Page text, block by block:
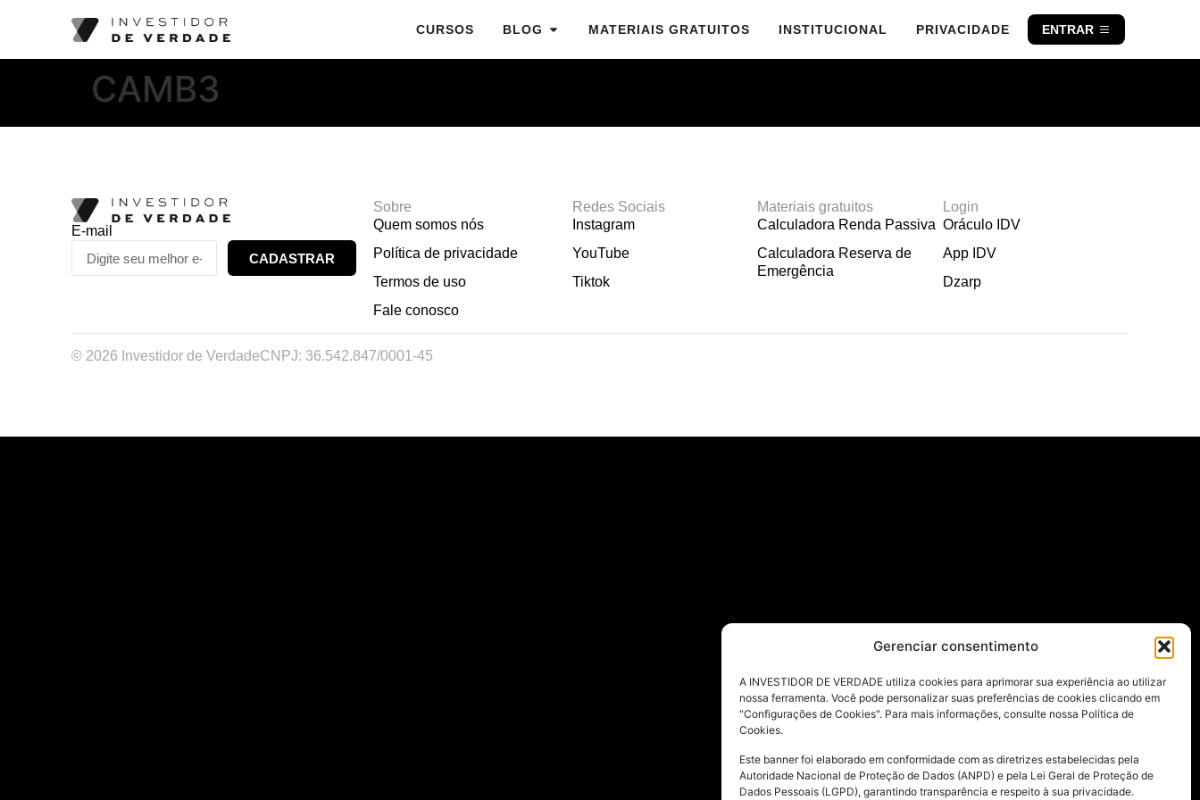
Gerenciar consentimento
A INVESTIDOR DE VERDADE utiliza cookies para aprimorar sua experiência ao utilizar
nossa ferramenta. Você pode personalizar suas preferências de cookies clicando em
"Configurações de Cookies". Para mais informações, consulte nossa Política de
Cookies.
Este banner foi elaborado em conformidade com as diretrizes estabelecidas pela
Autoridade Nacional de Proteção de Dados (ANPD) e pela Lei Geral de Proteção de
Dados Pessoais (LGPD), garantindo transparência e respeito à sua privacidade.
CURSOS BLOG MATERIAIS GRATUITOS INSTITUCIONAL PRIVACIDADE ENTRAR
CAMB3
E-mail
CADASTRAR
Sobre
Quem somos nós
Política de privacidade
Termos de uso
Fale conosco
Redes Sociais
Instagram
YouTube
Tiktok
Materiais gratuitos
Calculadora Renda Passiva
Calculadora Reserva de
Emergência
Login
Oráculo IDV
App IDV
Dzarp
© 2026 Investidor de VerdadeCNPJ: 36.542.847/0001-45